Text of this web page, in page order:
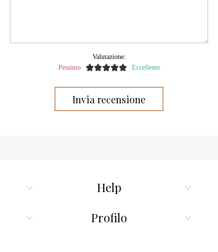
Valutazione:
Pessimo
Eccellente
Help
Profilo